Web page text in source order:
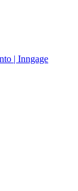
| Inngage